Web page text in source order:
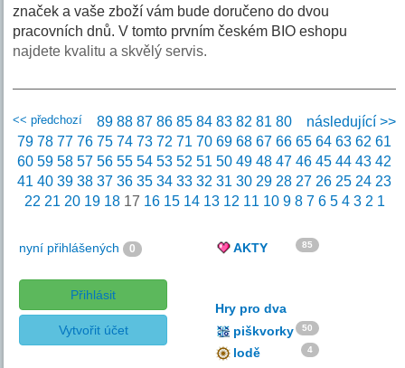
značek a vaše zboží vám bude doručeno do dvou
pracovních dnů. V tomto prvním českém BIO eshopu
najdete kvalitu a skvělý servis.
<< předchozí následující >>
89 88 87 86 85 84 83 82 81 80
79 78 77 76 75 74 73 72 71 70 69 68 67 66 65 64 63 62 61
60 59 58 57 56 55 54 53 52 51 50 49 48 47 46 45 44 43 42
41 40 39 38 37 36 35 34 33 32 31 30 29 28 27 26 25 24 23
22 21 20 19 1817 16 15 14 13 12 11 10 9 8 7 6 5 4 3 2 1
nyní přihlášených 0
Přihlásit
Vytvořit účet
AKTY 85
Hry pro dva
piškvorky
50
lodě 4